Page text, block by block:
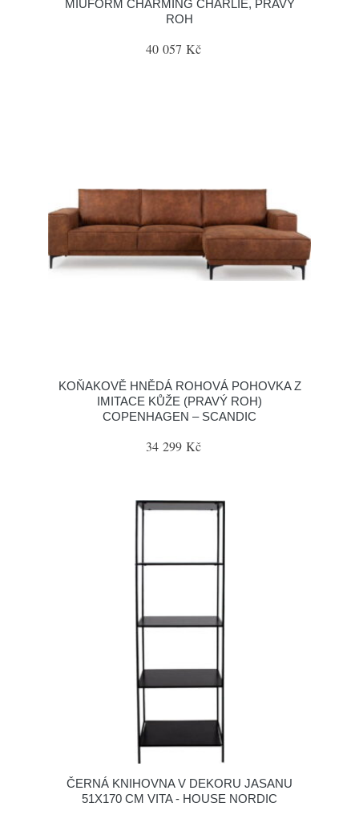
MIUFORM CHARMING CHARLIE, PRAVÝ
ROH
40 057 Kč
KOŇAKOVĚ HNĚDÁ ROHOVÁ POHOVKA Z
IMITACE KŮŽE (PRAVÝ ROH)
COPENHAGEN – SCANDIC
34 299 Kč
ČERNÁ KNIHOVNA V DEKORU JASANU
51X170 CM VITA - HOUSE NORDIC